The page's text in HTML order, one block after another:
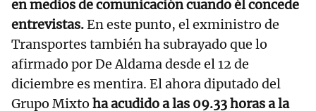
en medios de comunicación cuando él concede
entrevistas.En este punto, el exministro de
Transportes también ha subrayado que lo
afirmado por De Aldama desde el 12 de
diciembre es mentira. El ahora diputado del
Grupo Mixto ha acudido a las 09.33 horas a la